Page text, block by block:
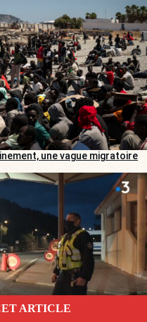
une vague migratoire
ARTICLE